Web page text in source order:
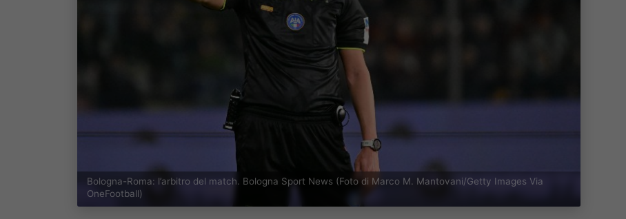
Bologna-Roma: l’arbitro del match. Bologna Sport News (Foto di Marco M. Mantovani/Getty Images Via
OneFootball)